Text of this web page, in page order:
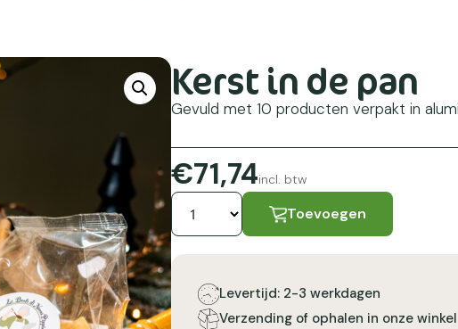
Kerst in de pan
Gevuld met 10 producten verpakt in
€71,74incl. btw
Toevoegen
Levertijd: 2-3 werkdagen
Verzending of ophalen in onze winkel